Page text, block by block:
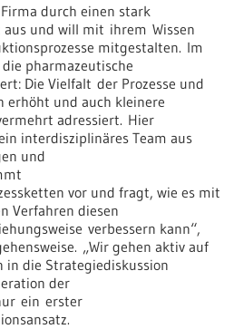
durch einen stark
und will mit ihrem Wissen
mitgestalten. Im
pharmazeutische
Die Vielfalt der Prozesse und
erhöht und auch kleinere
adressiert. Hier
interdisziplinäres Team aus
und
vor und fragt, wie es mit
Verfahren diesen
verbessern kann“,
„Wir gehen aktiv auf
in die Strategiediskussion
der
ein erster